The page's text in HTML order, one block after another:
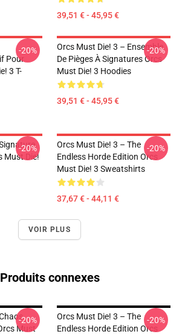
39,51 € - 45,95 €
Pour
3 T-
-20%
Orcs Must Die! 3 – Ensemble
De Pièges À Signatures Orcs
Must Die! 3 Hoodies
39,51 € - 45,95 €
-20%
Must Die!
-20%
Orcs Must Die! 3 – The
Endless Horde Edition Orcs
Must Die! 3 Sweatshirts
37,67 € - 44,11 €
-20%
VOIR PLUS
Produits connexes
Must
-20%
Orcs Must Die! 3 – The
Endless Horde Edition Orcs
-20%